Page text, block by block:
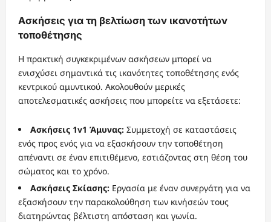
Ασκήσεις για τη βελτίωση των ικανοτήτων
τοποθέτησης
Η πρακτική συγκεκριμένων ασκήσεων μπορεί να
ενισχύσει σημαντικά τις ικανότητες τοποθέτησης ενός
κεντρικού αμυντικού. Ακολουθούν μερικές
αποτελεσματικές ασκήσεις που μπορείτε να εξετάσετε:
Ασκήσεις 1v1 Άμυνας: Συμμετοχή σε καταστάσεις
ενός προς ενός για να εξασκήσουν την τοποθέτηση
απέναντι σε έναν επιτιθέμενο, εστιάζοντας στη θέση του
σώματος και το χρόνο.
Ασκήσεις Σκίασης: Εργασία με έναν συνεργάτη για να
εξασκήσουν την παρακολούθηση των κινήσεών τους
διατηρώντας βέλτιστη απόσταση και γωνία.